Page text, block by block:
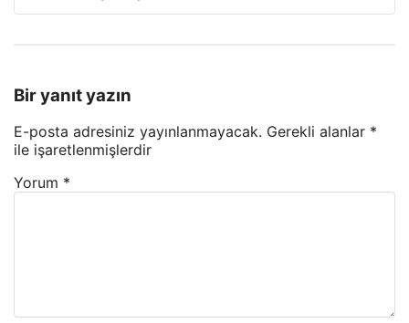
Bir yanıt yazın
E-posta adresiniz yayınlanmayacak. Gerekli alanlar *
ile işaretlenmişlerdir
Yorum *